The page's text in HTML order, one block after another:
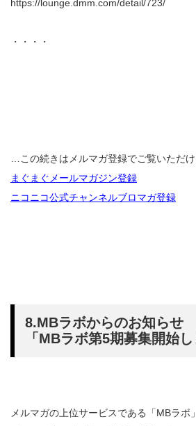
https://lounge.dmm.com/detail/723/
・・・・
…この続きはメルマガ登録でご覧いただけ
まぐまぐメールマガジン登録
ニコニコ公式チャンネルブロマガ登録
8.MBラボからのお知らせ
「MBラボ第5期募集開始し
メルマガの上位サービスである「MBラボ